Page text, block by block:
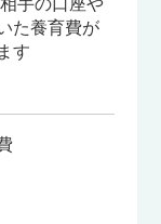
た養育費が
す